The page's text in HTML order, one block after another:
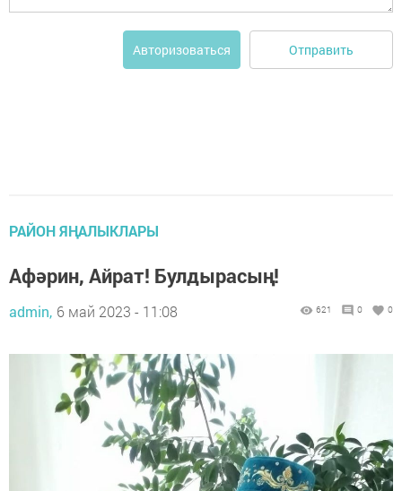
Авторизоваться Отправить
РАЙОН ЯҢАЛЫКЛАРЫ
Афәрин, Айрат! Булдырасың!
admin, 6 май 2023 - 11:08 621 0 0